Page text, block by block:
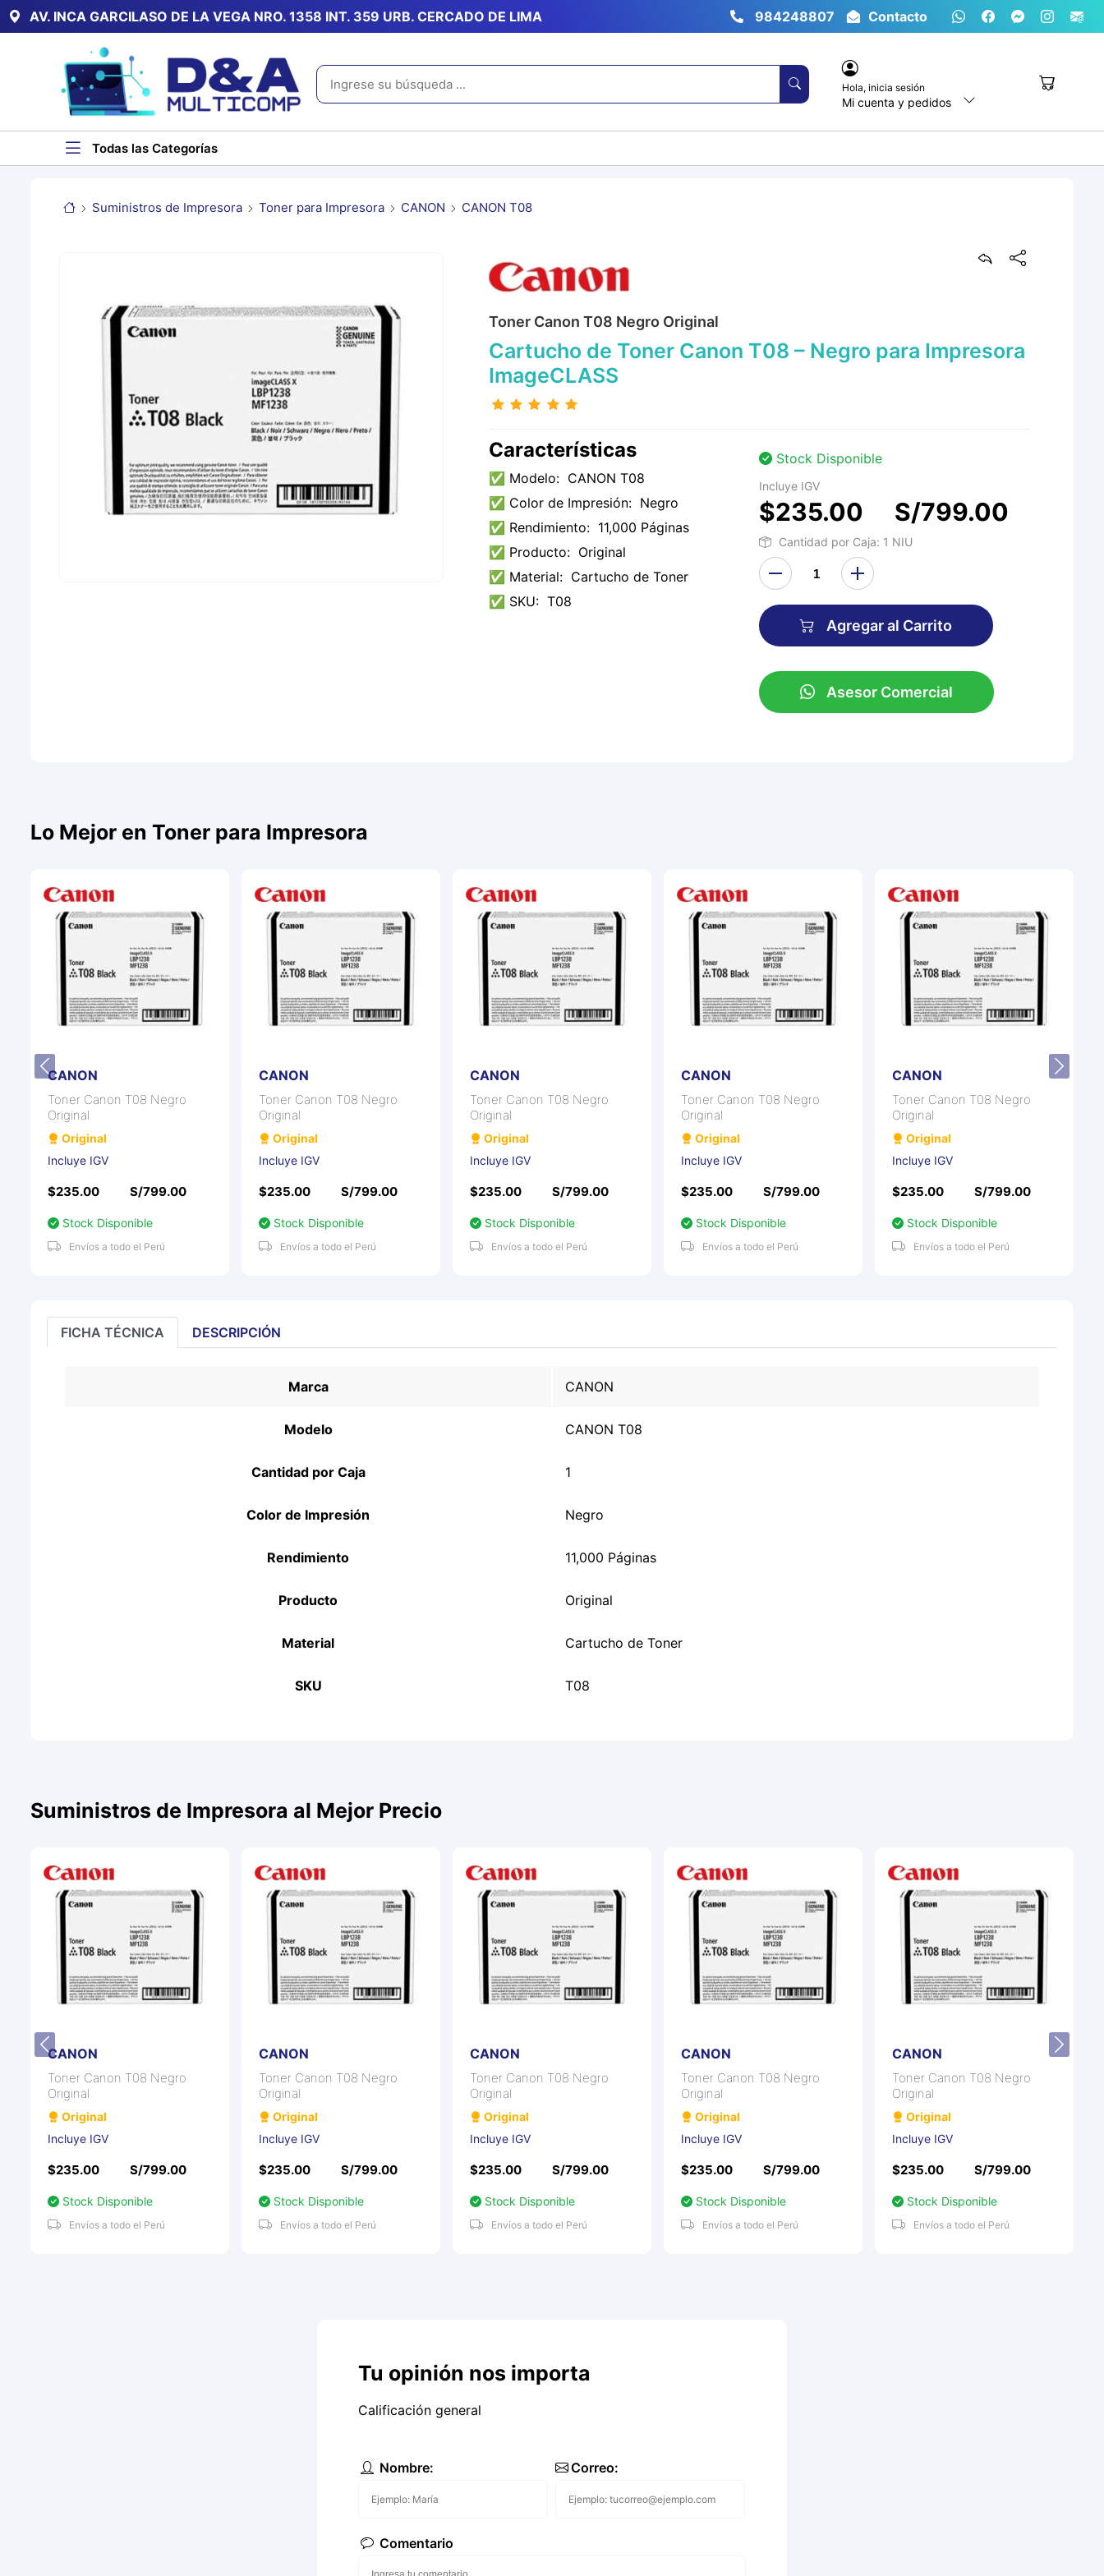
AV. INCA GARCILASO DE LA VEGA NRO. 1358 INT. 359 URB. CERCADO DE LIMA 984248807 Contacto
Hola, inicia sesión
Mi cuenta y pedidos
Todas las Categorías
Suministros de Impresora Toner para Impresora CANON CANON T08
Toner Canon T08 Negro Original
Cartucho de Toner Canon T08 – Negro para Impresora
ImageCLASS
Características
✅ Modelo: CANON T08
✅ Color de Impresión: Negro
✅ Rendimiento: 11,000 Páginas
✅ Producto: Original
✅ Material: Cartucho de Toner
✅ SKU: T08
Stock Disponible
Incluye IGV
$235.00 S/799.00
Cantidad por Caja: 1 NIU
Agregar al Carrito
Asesor Comercial
Lo Mejor en Toner para Impresora
CANON
Toner Canon T08 Negro
Original
Original
Incluye IGV
$235.00 S/799.00
Stock Disponible
Envíos a todo el Perú
CANON
Toner Canon T08 Negro
Original
Original
Incluye IGV
$235.00 S/799.00
Stock Disponible
Envíos a todo el Perú
CANON
Toner Canon T08 Negro
Original
Original
Incluye IGV
$235.00 S/799.00
Stock Disponible
Envíos a todo el Perú
CANON
Toner Canon T08 Negro
Original
Original
Incluye IGV
$235.00 S/799.00
Stock Disponible
Envíos a todo el Perú
CANON
Toner Canon T08 Negro
Original
Original
Incluye IGV
$235.00 S/799.00
Stock Disponible
Envíos a todo el Perú
FICHA TÉCNICA DESCRIPCIÓN
Marca CANON
Modelo CANON T08
Cantidad por Caja 1
Color de Impresión Negro
Rendimiento 11,000 Páginas
Producto Original
Material Cartucho de Toner
SKU T08
Suministros de Impresora al Mejor Precio
CANON
Toner Canon T08 Negro
Original
Original
Incluye IGV
$235.00 S/799.00
Stock Disponible
Envíos a todo el Perú
CANON
Toner Canon T08 Negro
Original
Original
Incluye IGV
$235.00 S/799.00
Stock Disponible
Envíos a todo el Perú
CANON
Toner Canon T08 Negro
Original
Original
Incluye IGV
$235.00 S/799.00
Stock Disponible
Envíos a todo el Perú
CANON
Toner Canon T08 Negro
Original
Original
Incluye IGV
$235.00 S/799.00
Stock Disponible
Envíos a todo el Perú
CANON
Toner Canon T08 Negro
Original
Original
Incluye IGV
$235.00 S/799.00
Stock Disponible
Envíos a todo el Perú
Tu opinión nos importa
Calificación general
Nombre: Correo:
Comentario